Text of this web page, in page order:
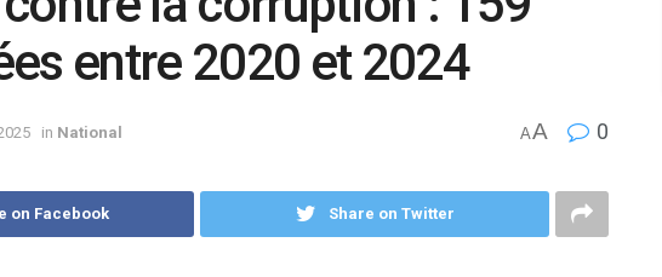
entre 2020 et 2024
in National AA 0
on Facebook Share on Twitter